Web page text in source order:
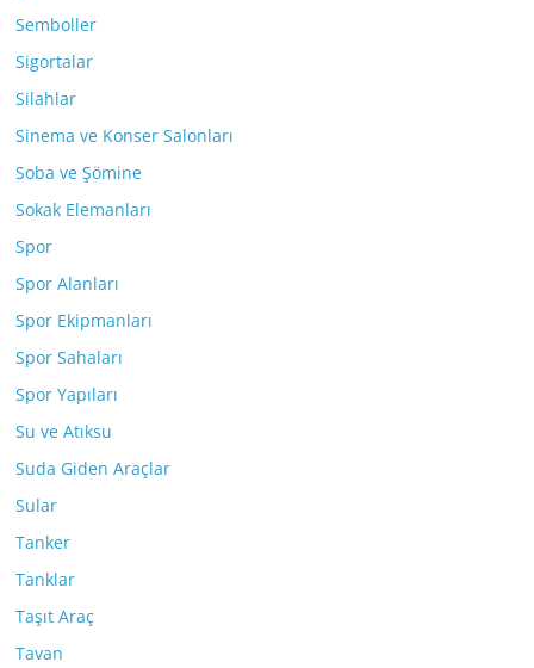
Semboller
Sigortalar
Silahlar
Sinema ve Konser Salonları
Soba ve Şömine
Sokak Elemanları
Spor
Spor Alanları
Spor Ekipmanları
Spor Sahaları
Spor Yapıları
Su ve Atıksu
Suda Giden Araçlar
Sular
Tanker
Tanklar
Taşıt Araç
Tavan